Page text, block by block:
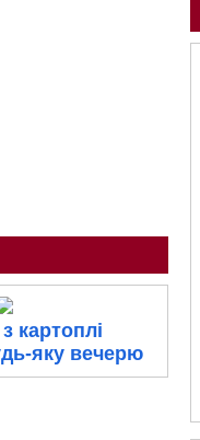
картоплі
яку вечерю